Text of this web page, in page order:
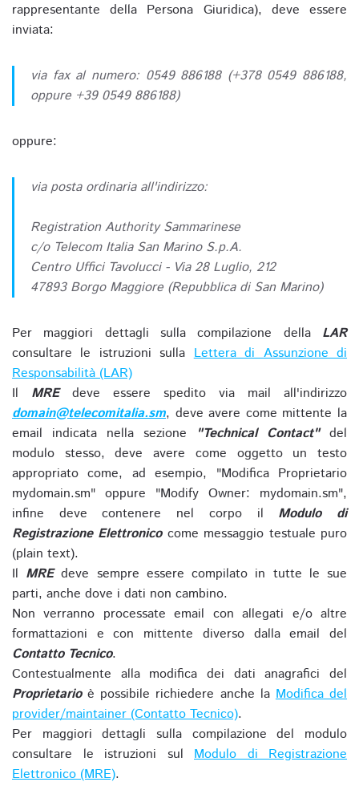
rappresentante della Persona Giuridica), deve essere
inviata:
via fax al numero: 0549 886188 (+378 0549 886188,
oppure +39 0549 886188)
oppure:
via posta ordinaria all'indirizzo:
Registration Authority Sammarinese
c/o Telecom Italia San Marino S.p.A.
Centro Uffici Tavolucci - Via 28 Luglio, 212
47893 Borgo Maggiore (Repubblica di San Marino)
Per maggiori dettagli sulla compilazione della LAR
consultare le istruzioni sullaLettera di Assunzione di
Responsabilità (LAR)
Il MREdeve essere spedito via mail all'indirizzo
domain@telecomitalia.sm, deve avere come mittente la
email indicata nella sezione
"Technical Contact"del
modulo stesso, deve avere come oggetto un testo
appropriato come, ad esempio, "Modifica Proprietario
mydomain.sm" oppure "Modify Owner: mydomain.sm",
infine deve contenere nel corpo il Modulo di
Registrazione Elettronicocome messaggio testuale puro
(plain text).
Il MREdeve sempre essere compilato in tutte le sue
parti, anche dove i dati non cambino.
Non verranno processate email con allegati e/o altre
formattazioni e con mittente diverso dalla email del
Contatto Tecnico.
Contestualmente alla modifica dei dati anagrafici del
Proprietarioè possibile richiedere anche laModifica del
provider/maintainer (Contatto Tecnico).
Per maggiori dettagli sulla compilazione del modulo
consultare le istruzioni sul Modulo di Registrazione
Elettronico (MRE).